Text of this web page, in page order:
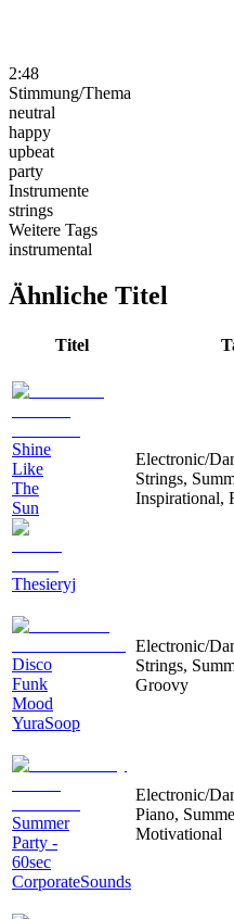
2:48
Stimmung/Thema
neutral
happy
upbeat
party
Instrumente
strings
Weitere Tags
instrumental
Ähnliche Titel
Titel
Shine
Like
The
Sun
Thesieryj
Electronic/
Strings,
Inspirational,
Disco
Funk
Mood
YuraSoop
Electronic/
Strings,
Groovy
Summer
Party -
60sec
CorporateSounds
Electronic/
Piano,
Motivational